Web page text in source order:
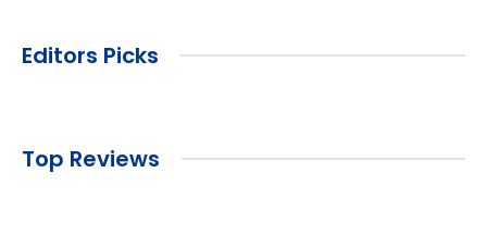
Editors Picks
Top Reviews